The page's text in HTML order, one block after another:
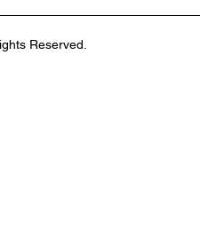
:1947~ )
Reserved.